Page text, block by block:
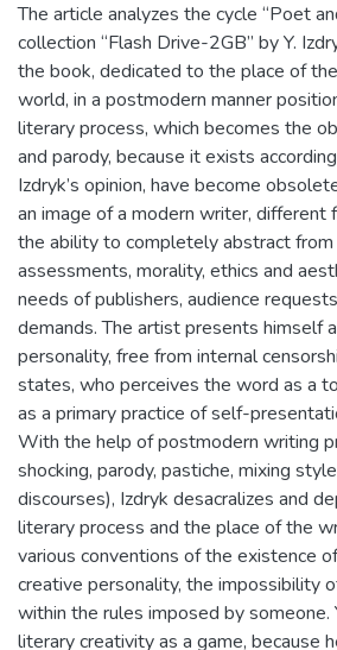
The article analyzes the cycle “Poet
collection “Flash Drive-2GB” by Y.
the book, dedicated to the place of
world, in a postmodern manner
literary process, which becomes the
and parody, because it exists
Izdryk’s opinion, have become
an image of a modern writer, different
the ability to completely abstract
assessments, morality, ethics and
needs of publishers, audience
demands. The artist presents himself
personality, free from internal
states, who perceives the word as a
as a primary practice of self-
With the help of postmodern writing
shocking, parody, pastiche, mixing
discourses), Izdryk desacralizes and
literary process and the place of the
various conventions of the existence
creative personality, the impossibility
within the rules imposed by someone.
literary creativity as a game, because